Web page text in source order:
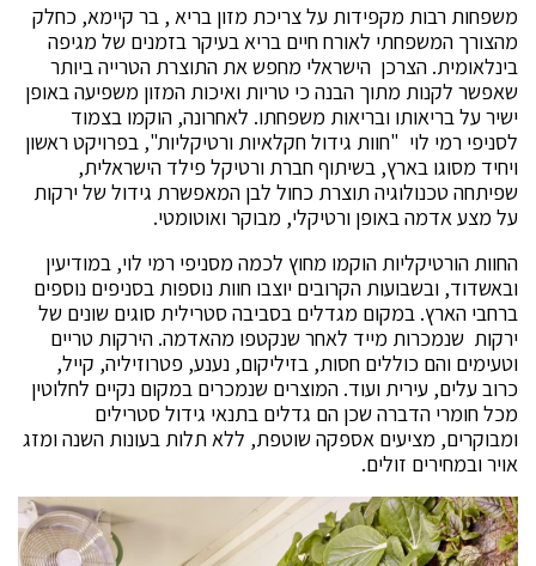
משפחות רבות מקפידות על צריכת מזון בריא , בר קיימא, כחלק
מהצורך המשפחתי לאורח חיים בריא בעיקר בזמנים של מגיפה
בינלאומית. הצרכן הישראלי מחפש את התוצרת הטרייה ביותר
שאפשר לקנות מתוך הבנה כי טריות ואיכות המזון משפיעה באופן
ישיר על בריאותו ובריאות משפחתו. לאחרונה, הוקמו בצמוד
לסניפי רמי לוי "חוות גידול חקלאיות ורטיקליות", בפרויקט ראשון
ויחיד מסוגו בארץ, בשיתוף חברת ורטיקל פילד הישראלית,
שפיתחה טכנולוגיה תוצרת כחול לבן המאפשרת גידול של ירקות
על מצע אדמה באופן ורטיקלי, מבוקר ואוטומטי.
החוות הורטיקליות הוקמו מחוץ לכמה מסניפי רמי לוי, במודיעין
ובאשדוד, ובשבועות הקרובים יוצבו חוות נוספות בסניפים נוספים
ברחבי הארץ. במקום מגדלים בסביבה סטרילית סוגים שונים של
ירקות שנמכרות מייד לאחר שנקטפו מהאדמה. הירקות טריים
וטעימים והם כוללים חסות, בזיליקום, נענע, פטרוזיליה, קייל,
כרוב עלים, עירית ועוד. המוצרים שנמכרים במקום נקיים לחלוטין
מכל חומרי הדברה שכן הם גדלים בתנאי גידול סטרילים
ומבוקרים, מציעים אספקה שוטפת, ללא תלות בעונות השנה ומזג
אויר ובמחירים זולים.